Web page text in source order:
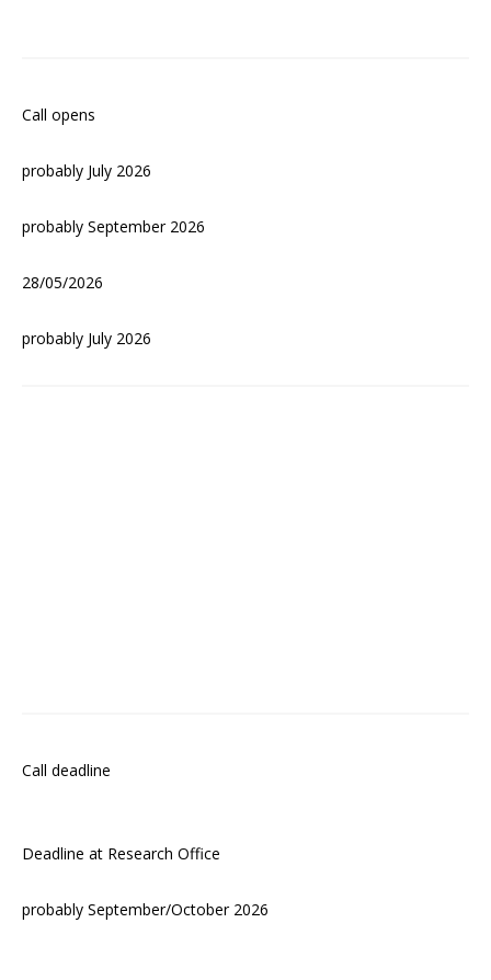
Call opens
probably July 2026
probably September 2026
28/05/2026
probably July 2026
Call deadline
Deadline at Research Office
probably September/October 2026